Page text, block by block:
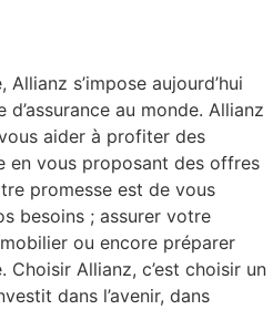
s’impose aujourd’hui
au monde. Allianz
aider à profiter des
en vous proposant des offres
promesse est de vous
besoins ; assurer votre
ou encore préparer
Allianz, c’est choisir un
dans l’avenir, dans